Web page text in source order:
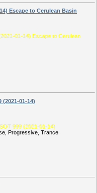
Escape to Cerulean Basin
01-14) Escape to Cerulean
01-14)
999 (2021-01-14)
Progressive, Trance